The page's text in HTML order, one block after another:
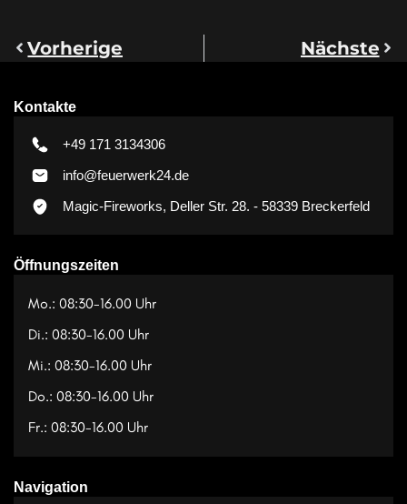
Vorherige Nächste
Kontakte
+49 171 3134306
info@feuerwerk24.de
Magic-Fireworks, Deller Str. 28. - 58339 Breckerfeld
Öffnungszeiten
Mo.: 08:30-16.00 Uhr
Di.: 08:30-16.00 Uhr
Mi.: 08:30-16.00 Uhr
Do.: 08:30-16.00 Uhr
Fr.: 08:30-16.00 Uhr
Navigation